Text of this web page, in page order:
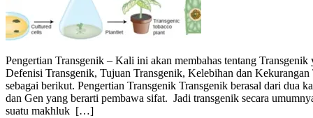
Pengertian Transgenik – Kali ini akan membahas tentang
Defenisi Transgenik, Tujuan Transgenik, Kelebihan dan Kekurangan
sebagai berikut. Pengertian Transgenik Transgenik berasal dari dua
dan Gen yang berarti pembawa sifat. Jadi transgenik secara
suatu makhluk […]